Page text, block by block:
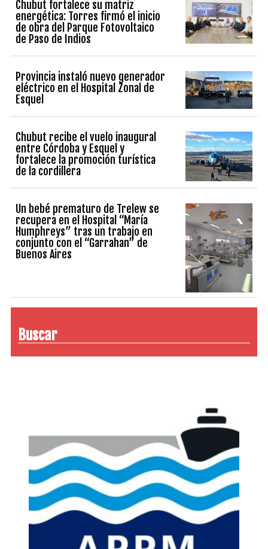
Chubut fortalece su matriz
energética: Torres firmó el inicio
de obra del Parque Fotovoltaico
de Paso de Indios
Provincia instaló nuevo generador
eléctrico en el Hospital Zonal de
Esquel
Chubut recibe el vuelo inaugural
entre Córdoba y Esquel y
fortalece la promoción turística
de la cordillera
Un bebé prematuro de Trelew se
recupera en el Hospital “María
Humphreys” tras un trabajo en
conjunto con el “Garrahan” de
Buenos Aires
Buscar